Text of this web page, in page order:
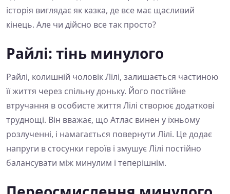
історія виглядає як казка, де все має щасливий
кінець. Але чи дійсно все так просто?
Райлі: тінь минулого
Райлі, колишній чоловік Лілі, залишається частиною
її життя через спільну доньку. Його постійне
втручання в особисте життя Лілі створює додаткові
труднощі. Він вважає, що Атлас винен у їхньому
розлученні, і намагається повернути Лілі. Це додає
напруги в стосунки героїв і змушує Лілі постійно
балансувати між минулим і теперішнім.